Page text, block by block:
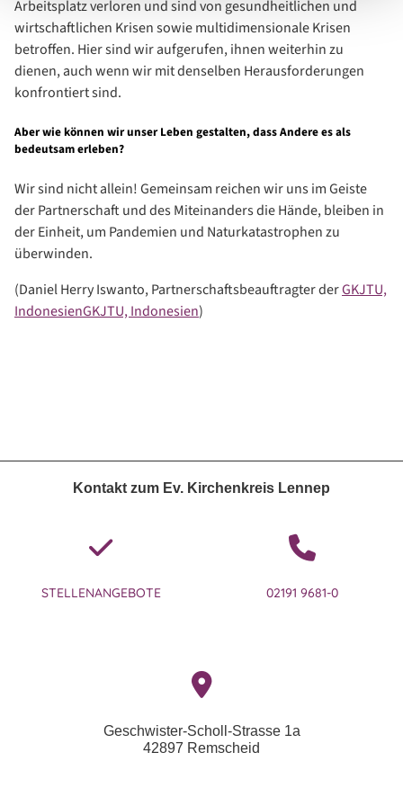
Arbeitsplatz verloren und sind von gesundheitlichen und
wirtschaftlichen Krisen sowie multidimensionale Krisen
betroffen. Hier sind wir aufgerufen, ihnen weiterhin zu
dienen, auch wenn wir mit denselben Herausforderungen
konfrontiert sind.
Aber wie können wir unser Leben gestalten, dass Andere es als
bedeutsam erleben?
Wir sind nicht allein! Gemeinsam reichen wir uns im Geiste
der Partnerschaft und des Miteinanders die Hände, bleiben in
der Einheit, um Pandemien und Naturkatastrophen zu
überwinden.
(Daniel Herry Iswanto, Partnerschaftsbeauftragter derGKJTU,
IndonesienGKJTU, Indonesien)
Kontakt zum Ev. Kirchenkreis Lennep
STELLENANGEBOTE 02191 9681-0
Geschwister-Scholl-Strasse 1a
42897 Remscheid